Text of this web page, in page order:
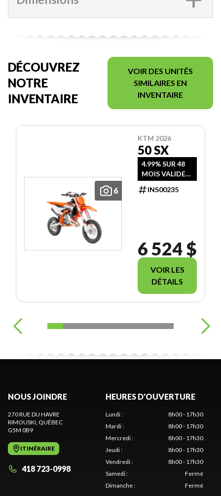
DÉCOUVREZ
NOTRE
INVENTAIRE
VOIR DES UNITÉS
SIMILAIRES EN
INVENTAIRE
6
KTM 2026
50 SX
4.99% SUR 48
MOIS VALIDE
JUSQU'AU 30
JUIN 2026 OU
INS00235
6 524 $
VOIR LES
DÉTAILS
NOUS JOINDRE
270 RUE DU HAVRE
RIMOUSKI , QUÉBEC
G5M 0B9
ITINÉRAIRE
418 723-0998
HEURES D'OUVERTURE
Lundi:
8h00 - 17h30
Mardi:
8h00 - 17h30
Mercredi:
8h00 - 17h30
Jeudi:
8h00 - 17h30
Vendredi:
8h00 - 17h30
Samedi:
Fermé
Dimanche: Fermé